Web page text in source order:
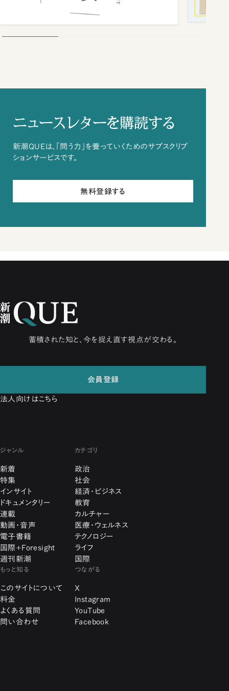
ニュースレターを購読する
新潮QUEは、「問う力」を養っていくためのサブスクリプ
ションサービスです。
無料登録する
蓄積された知と、今を捉え直す視点が交わる。
会員登録
法人向けはこちら
ジャンル
新着
特集
インサイト
ドキュメンタリー
連載
動画・音声
電子書籍
国際+Foresight
週刊新潮
カテゴリ
政治
社会
経済・ビジネス
教育
カルチャー
医療・ウェルネス
テクノロジー
ライフ
国際
もっと知る
このサイトについて
料金
よくある質問
問い合わせ
つながる
X
Instagram
YouTube
Facebook